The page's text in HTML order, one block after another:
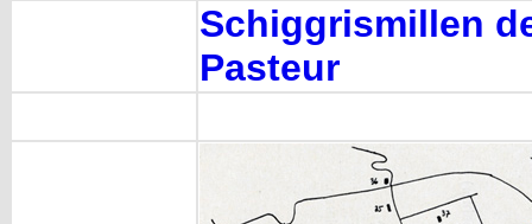
Schiggrismillen
Pasteur